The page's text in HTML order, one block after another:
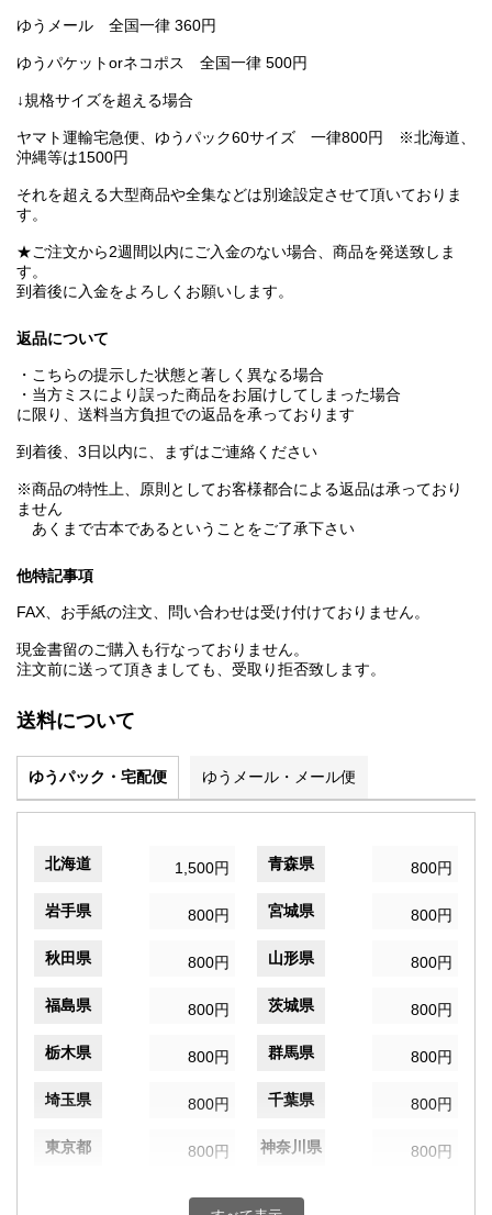
ゆうメール 全国一律 360円
ゆうパケットorネコポス 全国一律 500円
↓規格サイズを超える場合
ヤマト運輸宅急便、ゆうパック60サイズ 一律800円 ※北海道、
沖縄等は1500円
それを超える大型商品や全集などは別途設定させて頂いておりま
す。
★ご注文から2週間以内にご入金のない場合、商品を発送致しま
す。
到着後に入金をよろしくお願いします。
返品について
・こちらの提示した状態と著しく異なる場合
・当方ミスにより誤った商品をお届けしてしまった場合
に限り、送料当方負担での返品を承っております
到着後、3日以内に、まずはご連絡ください
※商品の特性上、原則としてお客様都合による返品は承っており
ません
あくまで古本であるということをご了承下さい
他特記事項
FAX、お手紙の注文、問い合わせは受け付けておりません。
現金書留のご購入も行なっておりません。
注文前に送って頂きましても、受取り拒否致します。
送料について
ゆうパック・宅配便 ゆうメール・メール便
北海道 1,500円 青森県 800円
岩手県 800円 宮城県 800円
秋田県 800円 山形県 800円
福島県 800円 茨城県 800円
栃木県 800円 群馬県 800円
埼玉県 800円 千葉県 800円
東京都 800円 神奈川県 800円
800円 富山県